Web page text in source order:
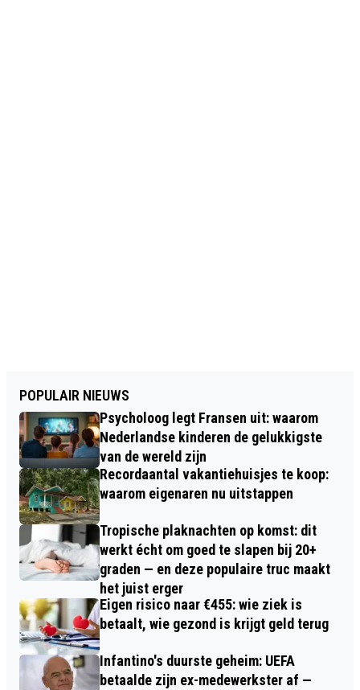
POPULAIR NIEUWS
Psycholoog legt Fransen uit: waarom
Nederlandse kinderen de gelukkigste
van de wereld zijn
Recordaantal vakantiehuisjes te koop:
waarom eigenaren nu uitstappen
Tropische plaknachten op komst: dit
werkt écht om goed te slapen bij 20+
graden — en deze populaire truc maakt
het juist erger
Eigen risico naar €455: wie ziek is
betaalt, wie gezond is krijgt geld terug
Infantino's duurste geheim: UEFA
betaalde zijn ex-medewerkster af —